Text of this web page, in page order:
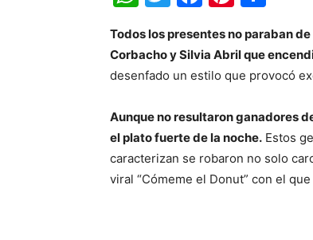
Todos los presentes no paraban
Corbacho y Silvia Abril que
desenfado un estilo que provocó
Aunque no resultaron ganadores
el plato fuerte de la noche. Estos
caracterizan se robaron no solo
viral “Cómeme el Donut” con el